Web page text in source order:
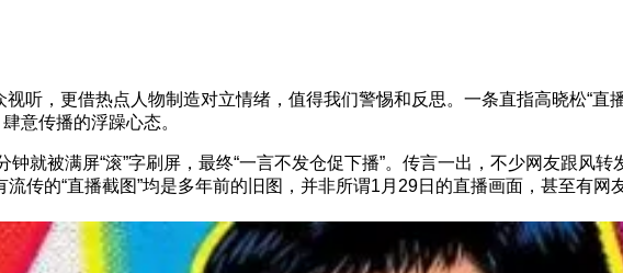
，更借热点人物制造对立情绪，值得我们警惕和反思。一条直指高晓松“直
意传播的浮躁心态。
被满屏“滚”字刷屏，最终“一言不发仓促下播”。传言一出，不少网友跟风转
传的“直播截图”均是多年前的旧图，并非所谓1月29日的直播画面，甚至有网